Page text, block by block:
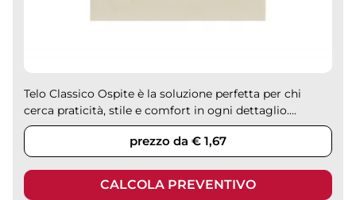
Telo Classico Ospite è la soluzione perfetta per chi
cerca praticità, stile e comfort in ogni dettaglio....
prezzo da € 1,67
CALCOLA PREVENTIVO